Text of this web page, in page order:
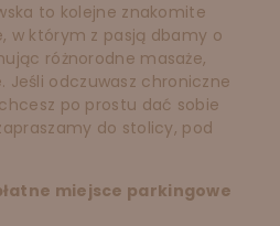
to kolejne znakomite
w którym z pasją dbamy o
różnorodne masaże,
Jeśli odczuwasz chroniczne
po prostu dać sobie
do stolicy, pod
miejsce parkingowe